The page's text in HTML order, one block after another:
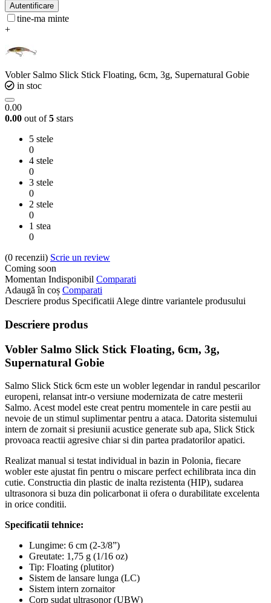
Autentificare
tine-ma minte
+
Vobler Salmo Slick Stick Floating, 6cm, 3g, Supernatural Gobie
in stoc
0.00
0.00 out of5 stars
5 stele
0
4 stele
0
3 stele
0
2 stele
0
1 stea
0
(0 recenzii) Scrie un review
Coming soon
Momentan Indisponibil Comparati
Adaugă în coș Comparati
Descriere produs Specificatii Alege dintre variantele produsului
Descriere produs
Vobler Salmo Slick Stick Floating, 6cm, 3g,
Supernatural Gobie
Salmo Slick Stick 6cm este un wobler legendar in randul pescarilor
europeni, relansat intr-o versiune modernizata de catre mesterii
Salmo. Acest model este creat pentru momentele in care pestii au
nevoie de un stimul suplimentar pentru a ataca. Datorita sistemului
intern de zornait si presiunii acustice generate sub apa, Slick Stick
provoaca reactii agresive chiar si din partea pradatorilor apatici.
Realizat manual si testat individual in bazin in Polonia, fiecare
wobler este ajustat fin pentru o miscare perfect echilibrata inca din
cutie. Constructia din plastic de inalta rezistenta (HIP), sudarea
ultrasonora si buza din policarbonat ii ofera o durabilitate excelenta
in orice conditii.
Specificatii tehnice:
Lungime: 6 cm (2-3/8”)
Greutate: 1,75 g (1/16 oz)
Tip: Floating (plutitor)
Sistem de lansare lunga (LC)
Sistem intern zornaitor
Corp sudat ultrasonor (UBW)